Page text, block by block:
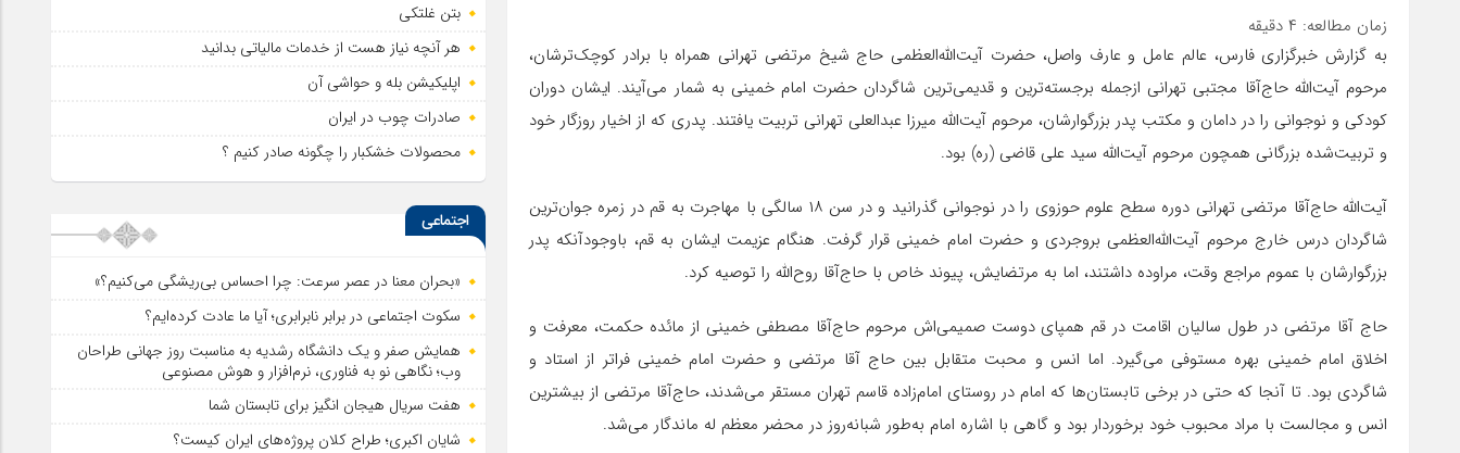
زمان مطالعه: ۴ دقیقه
به گزارش خبرگزاری فارس، عالم عامل و عارف واصل، حضرت آیت‌الله‌العظمی حاج شیخ مرتضی تهرانی همراه با برادر کوچک‌ترشان،
مرحوم آیت‌الله حاج‌آقا مجتبی تهرانی ازجمله برجسته‌ترین و قدیمی‌ترین شاگردان حضرت امام خمینی به شمار می‌آیند. ایشان دوران
کودکی و نوجوانی را در دامان و مکتب پدر بزرگوارشان، مرحوم آیت‌الله میرزا عبدالعلی تهرانی تربیت یافتند. پدری که از اخیار روزگار خود
و تربیت‌شده بزرگانی همچون مرحوم آیت‌الله سید علی قاضی (ره) بود.
آیت‌الله حاج‌آقا مرتضی تهرانی دوره سطح علوم حوزوی را در نوجوانی گذرانید و در سن ۱۸ سالگی با مهاجرت به قم در زمره جوان‌ترین
شاگردان درس خارج مرحوم آیت‌الله‌العظمی بروجردی و حضرت امام خمینی قرار گرفت. هنگام عزیمت ایشان به قم، باوجودآنکه پدر
بزرگوارشان با عموم مراجع وقت، مراوده داشتند، اما به مرتضایش، پیوند خاص با حاج‌آقا روح‌الله را توصیه کرد.
حاج آقا مرتضی در طول سالیان اقامت در قم همپای دوست صمیمی‌اش مرحوم حاج‌آقا مصطفی خمینی از مائده حکمت، معرفت و
اخلاق امام خمینی بهره مستوفی می‌گیرد. اما انس و محبت متقابل بین حاج آقا مرتضی و حضرت امام خمینی فراتر از استاد و
شاگردی بود. تا آنجا که حتی در برخی تابستان‌ها که امام در روستای امام‌زاده قاسم تهران مستقر می‌شدند، حاج‌آقا مرتضی از بیشترین
انس و مجالست با مراد محبوب خود برخوردار بود و گاهی با اشاره امام به‌طور شبانه‌روز در محضر معظم له ماندگار می‌شد.
بتن غلتکی
هر آنچه نیاز هست از خدمات مالیاتی بدانید
اپلیکیشن بله و حواشی آن
صادرات چوب در ایران
محصولات خشکبار را چگونه صادر کنیم ؟
اجتماعی
«بحران معنا در عصر سرعت: چرا احساس بی‌ریشگی می‌کنیم؟»
سکوت اجتماعی در برابر نابرابری؛ آیا ما عادت کرده‌ایم؟
همایش صفر و یک دانشگاه رشدیه به مناسبت روز جهانی طراحان
وب؛ نگاهی نو به فناوری، نرم‌افزار و هوش مصنوعی
هفت سریال هیجان انگیز برای تابستان شما
شایان اکبری؛ طراح کلان پروژه‌های ایران کیست؟